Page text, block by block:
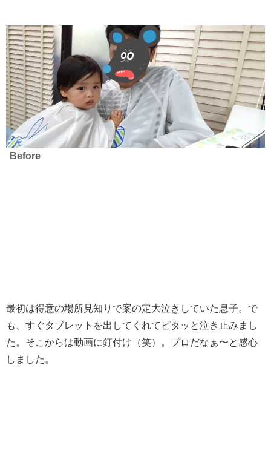
Before
最初は得意の場所見知りで案の定大泣きしていた息子。で
も、すぐタブレットを出してくれてピタッと泣き止みまし
た。そこからは動画に釘付け（笑）。プロだなぁ〜と感心
しました。